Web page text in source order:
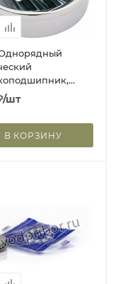
10
/шт
В КОРЗИНУ